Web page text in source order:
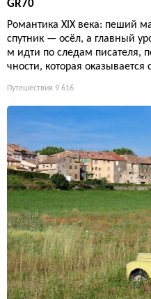
GR70
Романтика XIX века: пеший
спутник — осёл, а главный
м идти по следам писателя,
чности, которая
Путешествия 9 616